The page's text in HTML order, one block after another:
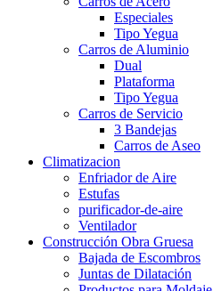
Especiales
Tipo Yegua
Carros de Aluminio
Dual
Plataforma
Tipo Yegua
Carros de Servicio
3 Bandejas
Carros de Aseo
Climatizacion
Enfriador de Aire
Estufas
purificador-de-aire
Ventilador
Construcción Obra Gruesa
Bajada de Escombros
Juntas de Dilatación